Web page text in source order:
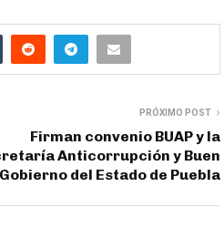
PRÓXIMO POST
Firman convenio BUAP y la
Anticorrupción y Buen
Gobierno del Estado de Puebla